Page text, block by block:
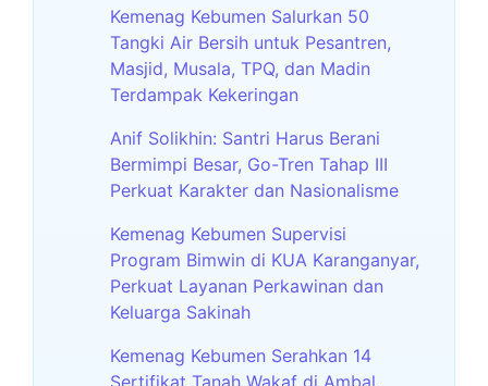
Kemenag Kebumen Salurkan 50
Tangki Air Bersih untuk Pesantren,
Masjid, Musala, TPQ, dan Madin
Terdampak Kekeringan
Anif Solikhin: Santri Harus Berani
Bermimpi Besar, Go-Tren Tahap III
Perkuat Karakter dan Nasionalisme
Kemenag Kebumen Supervisi
Program Bimwin di KUA Karanganyar,
Perkuat Layanan Perkawinan dan
Keluarga Sakinah
Kemenag Kebumen Serahkan 14
Sertifikat Tanah Wakaf di Ambal,